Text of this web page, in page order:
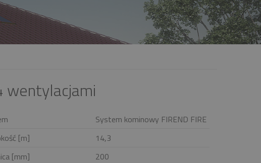
wentylacjami
System kominowy FIREND FIRE
[m]
14,3
[mm]
200